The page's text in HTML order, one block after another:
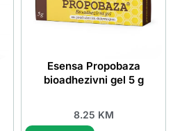
Esensa Propobaza
bioadhezivni gel 5 g
8.25 KM